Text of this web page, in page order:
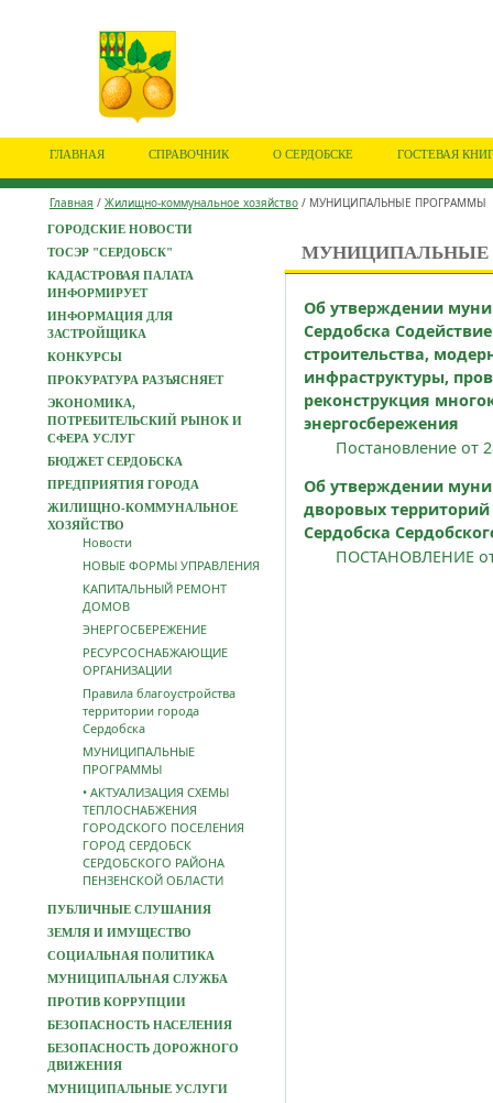
ГЛАВНАЯ СПРАВОЧНИК О СЕРДОБСКЕ ГОСТЕВАЯ
Главная / Жилищно-коммунальное хозяйство / МУНИЦИПАЛЬНЫЕ ПРОГРАММЫ
МУНИЦИПАЛЬНЫЕ
Об утверждении
Сердобска
строительства,
инфраструктуры,
реконструкция
энергосбережения
Постановление от
Об утверждении
дворовых
Сердобска
ПОСТАНОВЛЕНИЕ
ГОРОДСКИЕ НОВОСТИ
ТОСЭР "СЕРДОБСК"
КАДАСТРОВАЯ ПАЛАТА
ИНФОРМИРУЕТ
ИНФОРМАЦИЯ ДЛЯ
ЗАСТРОЙЩИКА
КОНКУРСЫ
ПРОКУРАТУРА РАЗЪЯСНЯЕТ
ЭКОНОМИКА,
ПОТРЕБИТЕЛЬСКИЙ РЫНОК И
СФЕРА УСЛУГ
БЮДЖЕТ СЕРДОБСКА
ПРЕДПРИЯТИЯ ГОРОДА
ЖИЛИЩНО-КОММУНАЛЬНОЕ
ХОЗЯЙСТВО
Новости
НОВЫЕ ФОРМЫ УПРАВЛЕНИЯ
КАПИТАЛЬНЫЙ РЕМОНТ
ДОМОВ
ЭНЕРГОСБЕРЕЖЕНИЕ
РЕСУРСОСНАБЖАЮЩИЕ
ОРГАНИЗАЦИИ
Правила благоустройства
территории города
Сердобска
МУНИЦИПАЛЬНЫЕ
ПРОГРАММЫ
• АКТУАЛИЗАЦИЯ СХЕМЫ
ТЕПЛОСНАБЖЕНИЯ
ГОРОДСКОГО ПОСЕЛЕНИЯ
ГОРОД СЕРДОБСК
СЕРДОБСКОГО РАЙОНА
ПЕНЗЕНСКОЙ ОБЛАСТИ
ПУБЛИЧНЫЕ СЛУШАНИЯ
ЗЕМЛЯ И ИМУЩЕСТВО
СОЦИАЛЬНАЯ ПОЛИТИКА
МУНИЦИПАЛЬНАЯ СЛУЖБА
ПРОТИВ КОРРУПЦИИ
БЕЗОПАСНОСТЬ НАСЕЛЕНИЯ
БЕЗОПАСНОСТЬ ДОРОЖНОГО
ДВИЖЕНИЯ
МУНИЦИПАЛЬНЫЕ УСЛУГИ